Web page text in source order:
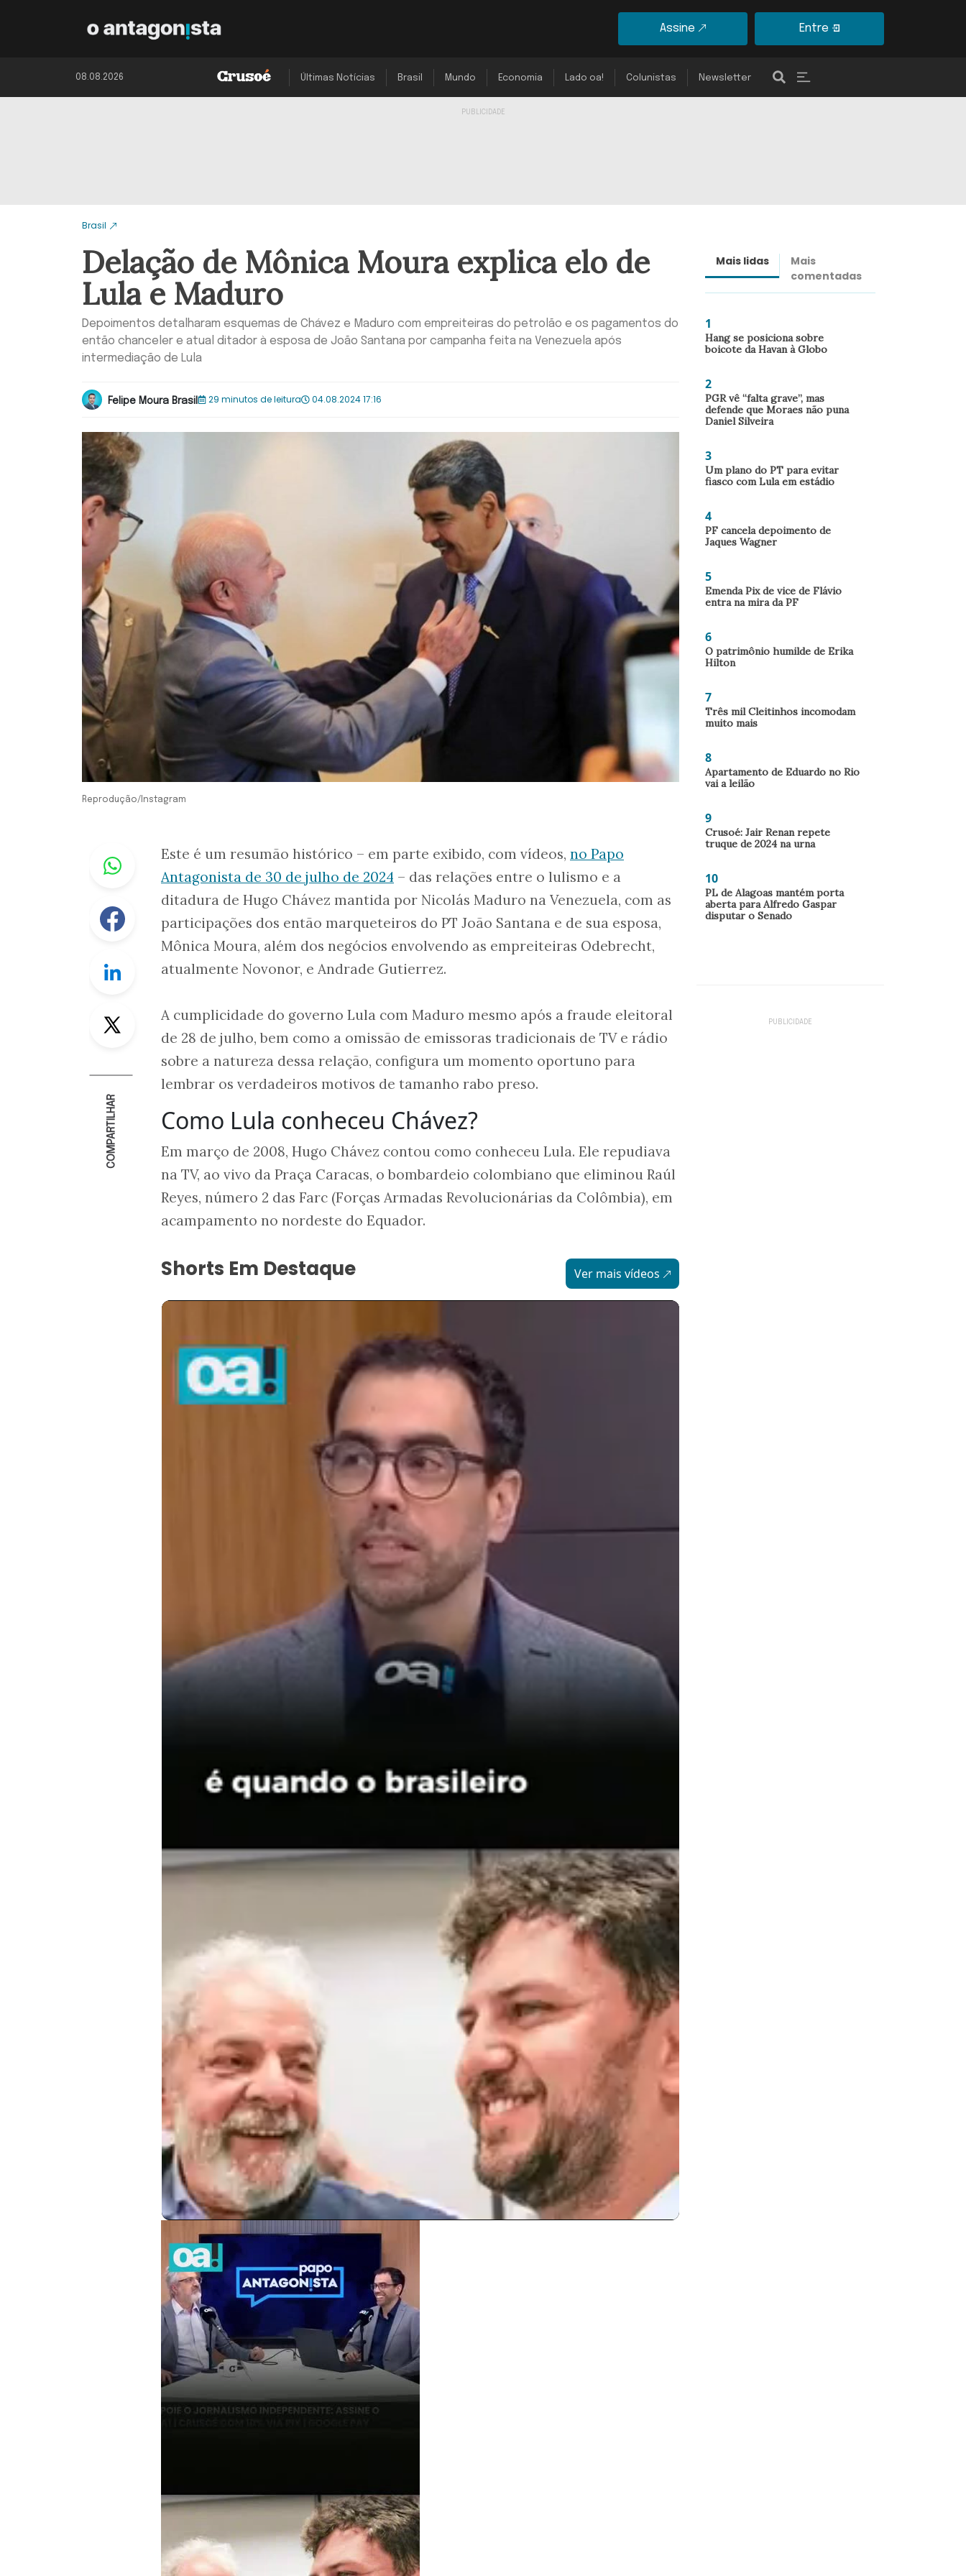
Assine Entre
08.08.2026 Últimas Notícias Brasil Mundo Economia Lado oa! Colunistas Newsletter
Brasil
Delação de Mônica Moura explica elo de
Lula e Maduro
Depoimentos detalharam esquemas de Chávez e Maduro com empreiteiras do petrolão e os pagamentos do
então chanceler e atual ditador à esposa de João Santana por campanha feita na Venezuela após
intermediação de Lula
Felipe Moura Brasil 29 minutos de leitura 04.08.2024 17:16
Reprodução/Instagram
Whastapp
Facebook
Twitter
COMPARTILHAR
Este é um resumão histórico – em parte exibido, com vídeos, no Papo
Antagonista de 30 de julho de 2024 – das relações entre o lulismo e a
ditadura de Hugo Chávez mantida por Nicolás Maduro na Venezuela, com as
participações dos então marqueteiros do PT João Santana e de sua esposa,
Mônica Moura, além dos negócios envolvendo as empreiteiras Odebrecht,
atualmente Novonor, e Andrade Gutierrez.
A cumplicidade do governo Lula com Maduro mesmo após a fraude eleitoral
de 28 de julho, bem como a omissão de emissoras tradicionais de TV e rádio
sobre a natureza dessa relação, configura um momento oportuno para
lembrar os verdadeiros motivos de tamanho rabo preso.
Como Lula conheceu Chávez?
Em março de 2008, Hugo Chávez contou como conheceu Lula. Ele repudiava
na TV, ao vivo da Praça Caracas, o bombardeio colombiano que eliminou Raúl
Reyes, número 2 das Farc (Forças Armadas Revolucionárias da Colômbia), em
acampamento no nordeste do Equador.
Shorts Em Destaque Ver mais vídeos
Mais lidas
Mais
comentadas
1
Hang se posiciona sobre
boicote da Havan à Globo
2
PGR vê “falta grave”, mas
defende que Moraes não puna
Daniel Silveira
3
Um plano do PT para evitar
fiasco com Lula em estádio
4
PF cancela depoimento de
Jaques Wagner
5
Emenda Pix de vice de Flávio
entra na mira da PF
6
O patrimônio humilde de Erika
Hilton
7
Três mil Cleitinhos incomodam
muito mais
8
Apartamento de Eduardo no Rio
vai a leilão
9
Crusoé: Jair Renan repete
truque de 2024 na urna
10
PL de Alagoas mantém porta
aberta para Alfredo Gaspar
disputar o Senado